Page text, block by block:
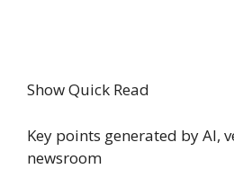
Show Quick Read
Key points generated by AI,
newsroom